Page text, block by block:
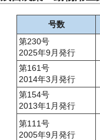
号数
第230号
2025年9月発行
第161号
2014年3月発行
第154号
2013年1月発行
第111号
2005年9月発行